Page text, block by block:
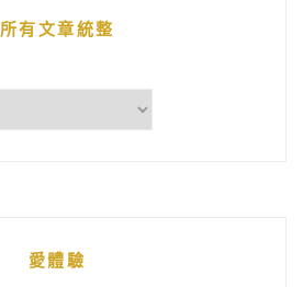
所有文章統整
愛體驗